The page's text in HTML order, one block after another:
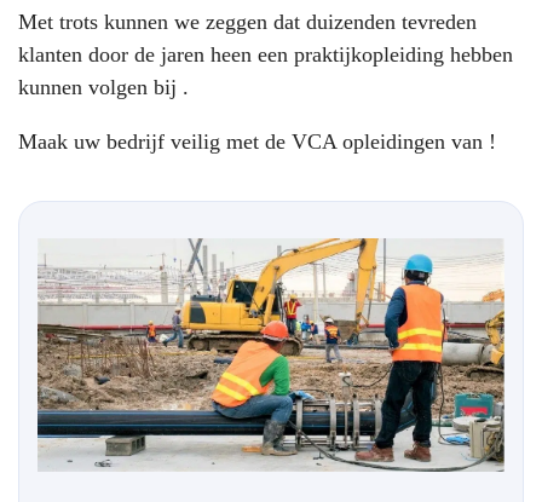
Met trots kunnen we zeggen dat duizenden tevreden
klanten door de jaren heen een praktijkopleiding hebben
kunnen volgen bij .
Maak uw bedrijf veilig met de VCA opleidingen van !